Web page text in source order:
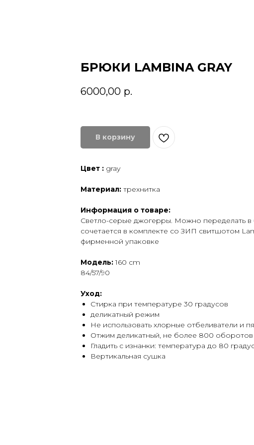
БРЮКИ LAMBINA GRAY
6000,00 р.
В корзину
Цвет : gray
Материал: трехнитка
Информация о товаре:
Светло-серые джогерры. Можно переделать
сочетается в комплекте со ЗИП свитшотом
фирменной упаковке
Модель:160 cm
84/57/90
Уход:
Стирка при температуре 30 градусов
деликатный режим
Не использовать хлорные отбеливатели и
Отжим деликатный, не более 800 оборотов
Гладить с изнанки: температура до 80
Вертикальная сушка